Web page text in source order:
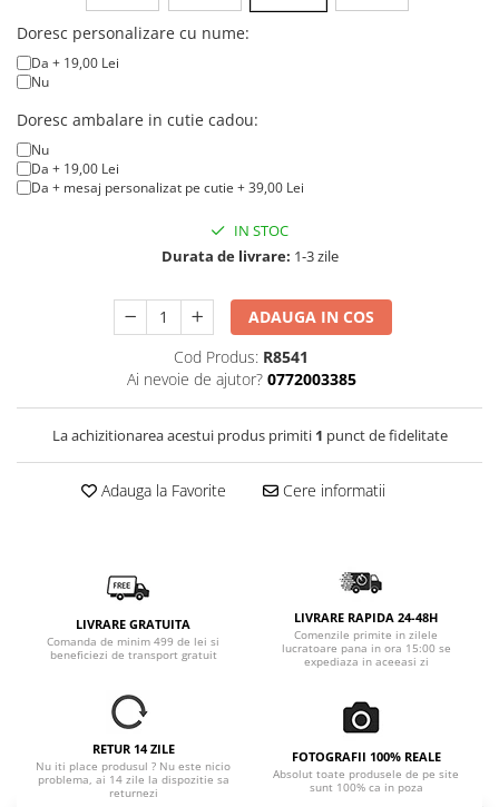
Doresc personalizare cu nume:
Da + 19,00 Lei
Nu
Doresc ambalare in cutie cadou:
Nu
Da + 19,00 Lei
Da + mesaj personalizat pe cutie + 39,00 Lei
IN STOC
Durata de livrare: 1-3 zile
ADAUGA IN COS
Cod Produs: R8541
Ai nevoie de ajutor? 0772003385
La achizitionarea acestui produs primiti 1 punct de fidelitate
Adauga la Favorite Cere informatii
LIVRARE GRATUITA
Comanda de minim 499 de lei si
beneficiezi de transport gratuit
LIVRARE RAPIDA 24-48H
Comenzile primite in zilele
lucratoare pana in ora 15:00 se
expediaza in aceeasi zi
RETUR 14 ZILE
Nu iti place produsul ? Nu este nicio
problema, ai 14 zile la dispozitie sa
returnezi
FOTOGRAFII 100% REALE
Absolut toate produsele de pe site
sunt 100% ca in poza